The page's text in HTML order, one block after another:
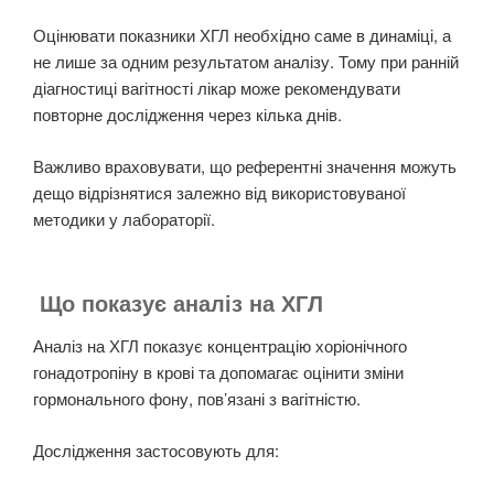
Оцінювати показники ХГЛ необхідно саме в динаміці, а
не лише за одним результатом аналізу. Тому при ранній
діагностиці вагітності лікар може рекомендувати
повторне дослідження через кілька днів.
Важливо враховувати, що референтні значення можуть
дещо відрізнятися залежно від використовуваної
методики у лабораторії.
Що показує аналіз на ХГЛ
Аналіз на ХГЛ показує концентрацію хоріонічного
гонадотропіну в крові та допомагає оцінити зміни
гормонального фону, пов’язані з вагітністю.
Дослідження застосовують для: